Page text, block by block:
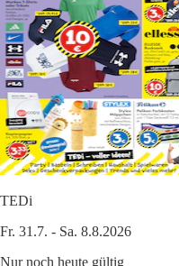
TEDi
Fr. 31.7. - Sa. 8.8.2026
Nur noch heute gültig